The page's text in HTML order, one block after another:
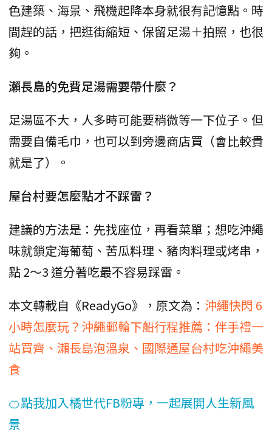
色建築、海景、飛機起降本身就很有記憶點。時
間趕的話，把逛街縮短、保留足湯＋拍照，也很
夠。
瀨長島的免費足湯需要帶什麼？
足湯區不大，人多時可能要稍微等一下位子。但
需要自備毛巾，也可以到旁邊商店買（會比較貴
就是了）。
屋台村要怎麼點才不踩雷？
建議的方法是：先找座位，再看菜單；想吃沖繩
味就鎖定海葡萄、苦瓜料理、豬肉料理或烤串，
點 2～3 道分著吃最不容易踩雷。
本文轉載自《ReadyGo》，原文為： 沖繩快閃 6
小時怎麼玩？沖繩郵輪下船行程推薦：伴手禮一
站買齊、瀨長島泡溫泉、國際通屋台村吃沖繩美
食
🍊點我加入橘世代FB粉專，一起展開人生新風
景